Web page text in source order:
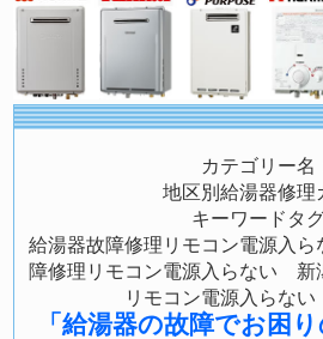
カテゴリー名
地区別給湯器修理
キーワードタグ
給湯器故障修理リモコン電源入
障修理リモコン電源入らない 新
リモコン電源入らな
「給湯器の故障でお困